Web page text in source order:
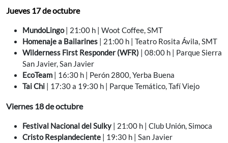
Jueves 17 de octubre
MundoLingo| 21:00 h | Woot Coffee, SMT
Homenaje a Bailarines | 21:00 h | Teatro Rosita Ávila, SMT
Wilderness First Responder (WFR) | 08:00 h | Parque Sierra
San Javier, San Javier
EcoTeam | 16:30 h | Perón 2800, Yerba Buena
Tai Chi | 17:30 a 19:30 h | Parque Temático, Tafí Viejo
Viernes 18 de octubre
Festival Nacional del Sulky| 21:00 h | Club Unión, Simoca
Cristo Resplandeciente | 19:30 h | San Javier